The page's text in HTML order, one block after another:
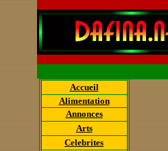
Accueil
Alimentation
Annonces
Arts
Celebrites